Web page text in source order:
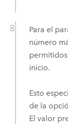
Para el
número
inicio.
Esto
de la
El valor